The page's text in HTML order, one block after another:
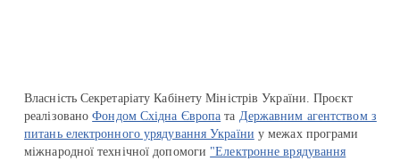
Власність Секретаріату Кабінету Міністрів України. Проєкт
реалізованоФондом Східна Європа та Державним агентством з
питань електронного урядування України у межах програми
міжнародної технічної допомоги "Електронне врядування